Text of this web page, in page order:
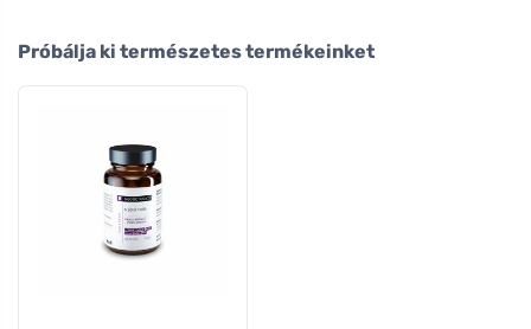
Próbálja ki természetes termékeinket